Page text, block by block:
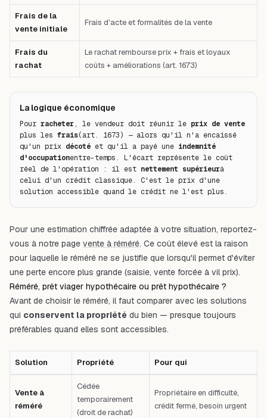
Frais de la
vente initiale
Frais d'acte et formalités de la vente
Frais du
rachat
Le rachat rembourse prix + frais et loyaux
coûts + améliorations (art. 1673)
La logique économique
Pour racheter, le vendeur doit réunir le prix de vente
plus les frais(art. 1673) — alors qu'il n'a encaissé
qu'un prix décoté et qu'il a payé une indemnité
d'occupationentre-temps. L'écart représente le coût
réel de l'opération : il est nettement supérieurà
celui d'un crédit classique. C'est le prix d'une
solution accessible quand le crédit ne l'est plus.
Pour une estimation chiffrée adaptée à votre situation, reportez-
vous à notre page vente à réméré. Ce coût élevé est la raison
pour laquelle le réméré ne se justifie que lorsqu'il permet d'éviter
une perte encore plus grande (saisie, vente forcée à vil prix).
Réméré, prêt viager hypothécaire ou prêt hypothécaire ?
Avant de choisir le réméré, il faut comparer avec les solutions
qui conservent la propriété du bien — presque toujours
préférables quand elles sont accessibles.
Solution Propriété Pour qui
Vente à
réméré
Cédée
temporairement
(droit de rachat)
Propriétaire en difficulté,
crédit fermé, besoin urgent